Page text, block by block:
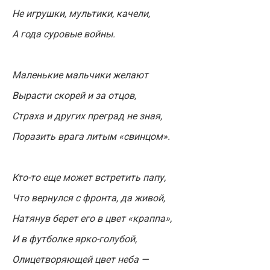
Не игрушки, мультики, качели,
А года суровые войны.
Маленькие мальчики желают
Вырасти скорей и за отцов,
Страха и других преград не зная,
Поразить врага литым «свинцом».
Кто-то еще может встретить папу,
Что вернулся с фронта, да живой,
Натянув берет его в цвет «краппа»,
И в футболке ярко-голубой,
Олицетворяющей цвет неба —